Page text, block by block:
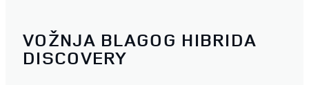
VOŽNJA BLAGOG HIBRIDA
DISCOVERY